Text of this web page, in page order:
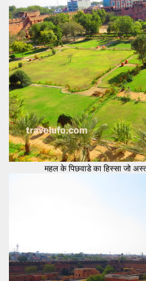
महल के पिछवाडे का हिस्सा जो